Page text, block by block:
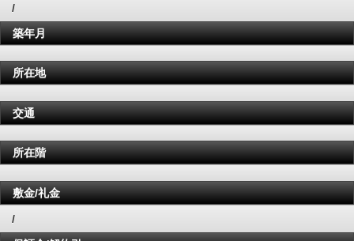
/
築年月
所在地
交通
所在階
敷金/礼金
/